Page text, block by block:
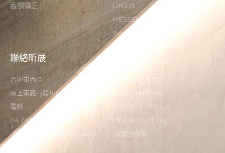
齒顎矯正
LINE@
MESSENGER
INSTAGRAM
聯絡昕展
台中市西區
向上南路一段166-5號
電話
04 2473 0325
flystardental@gmail.com
星期一至星期六
早診09:00-12:00
午診14:00-17:00
晚診18:00-21:00
星期日休診